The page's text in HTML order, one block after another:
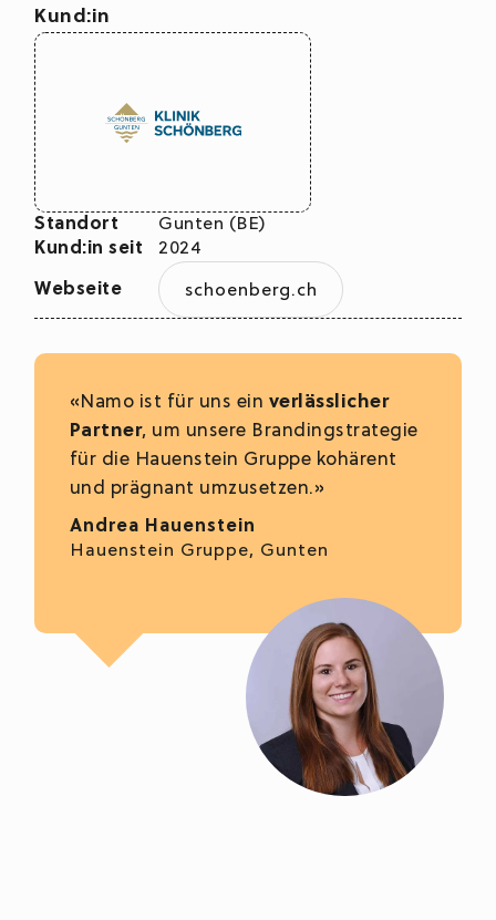
Kund:in
Standort
Gunten (BE)
Kund:in seit
2024
Webseite schoenberg.ch
«Namo ist für uns ein verlässlicher
Partner, um unsere Brandingstrategie
für die Hauenstein Gruppe kohärent
und prägnant umzusetzen.»
Andrea Hauenstein
Hauenstein Gruppe, Gunten